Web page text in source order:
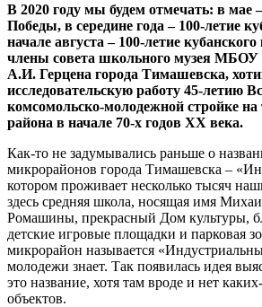
В 2020 году мы будем отмечать: в мае
Победы, в середине года – 100-летие
начале августа – 100-летие
члены совета школьного музея
А.И. Герцена города Тимашевска,
исследовательскую работу 45-летию
комсомольско-молодежной стройке
района в начале 70-х годов XX века.
Как-то не задумывались раньше о
микрорайонов города Тимашевска –
котором проживает несколько тысяч
здесь средняя школа, носящая имя
Ромашины, прекрасный Дом культуры,
детские игровые площадки и парковая
микрорайон называется
молодежи знает. Так появилась идея
это название, хотя там вроде и нет
объектов.